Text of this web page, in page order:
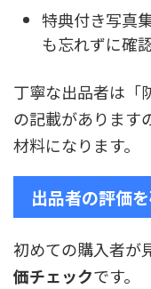
特典付き写真
も忘れずに確
丁寧な出品者は「
の記載があります
材料になります。
出品者の評価
初めての購入者が
価チェックです。